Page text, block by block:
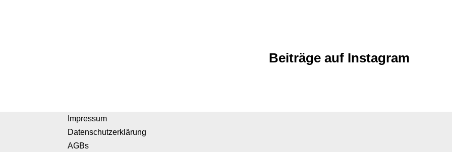
Beiträge auf Instagram
Impressum
Datenschutzerklärung
AGBs